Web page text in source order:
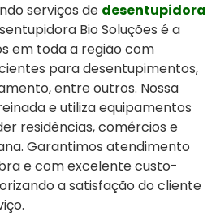
serviços de desentupidora
Bio Soluções é a
em toda a região com
para desentupimentos,
entre outros. Nossa
e utiliza equipamentos
residências, comércios e
Garantimos atendimento
e com excelente custo-
a satisfação do cliente